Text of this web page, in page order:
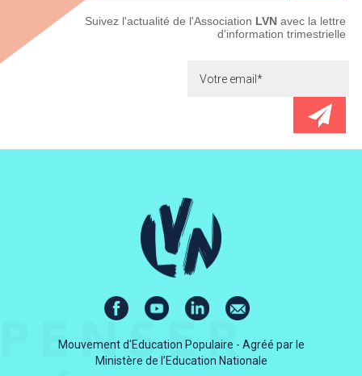
Newsletter Suivez l'actualité de l'Association LVN avec la lettre
d'information trimestrielle
Mouvement d'Education Populaire - Agréé par le
Ministère de l’Education Nationale